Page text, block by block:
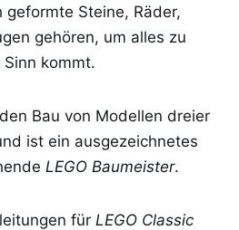
Steine, Räder,
gehören, um alles zu
kommt.
Bau von Modellen dreier
ist ein ausgezeichnetes
LEGO Baumeister.
für LEGO Classic